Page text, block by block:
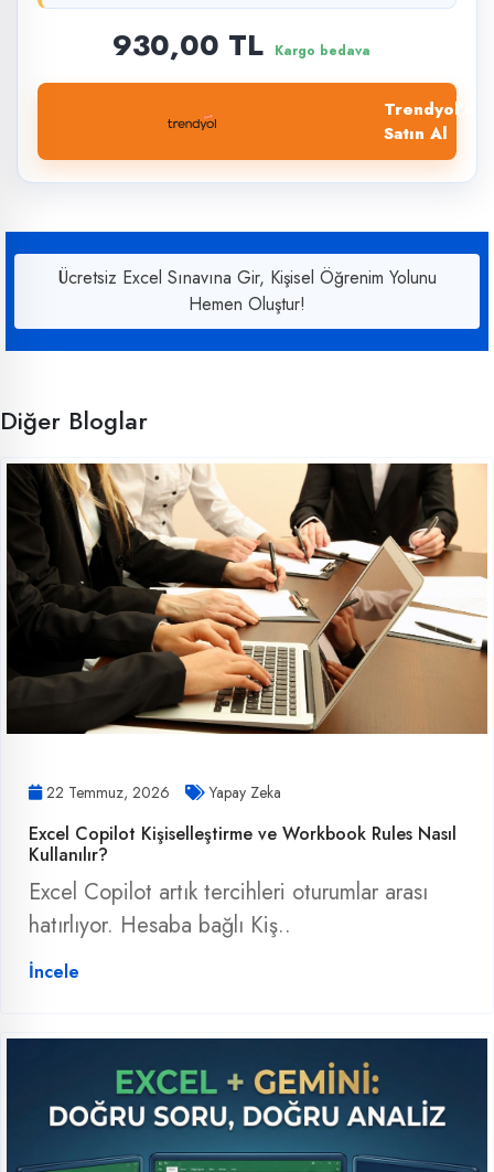
930,00 TL Kargo bedava
Trendyol'dan
Satın Al
Ücretsiz Excel Sınavına Gir, Kişisel Öğrenim Yolunu
Hemen Oluştur!
Diğer Bloglar
22 Temmuz, 2026 Yapay Zeka
Excel Copilot Kişiselleştirme ve Workbook Rules Nasıl
Kullanılır?
Excel Copilot artık tercihleri oturumlar arası
hatırlıyor. Hesaba bağlı Kiş..
İncele